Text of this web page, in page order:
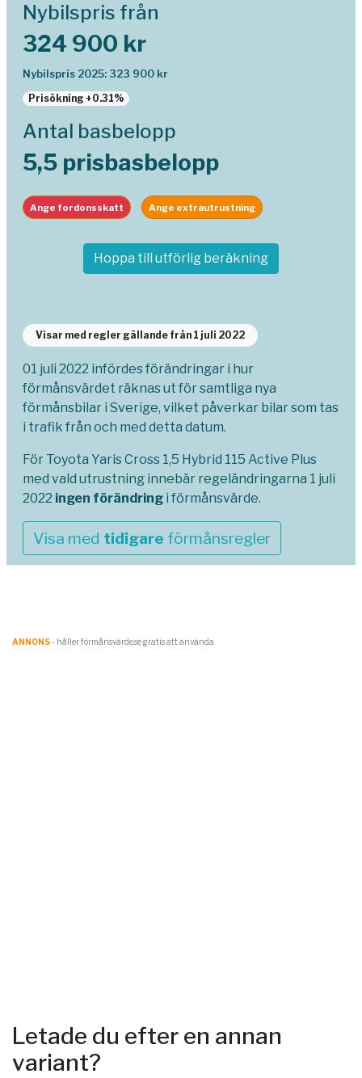
Nybilspris från
324 900 kr
Nybilspris 2025: 323 900 kr
Prisökning +0.31%
Antal basbelopp
5,5 prisbasbelopp
Ange fordonsskatt Ange extrautrustning
Hoppa till utförlig beräkning
Visar med regler gällande från 1 juli 2022
01 juli 2022 infördes förändringar i hur
förmånsvärdet räknas ut för samtliga nya
förmånsbilar i Sverige, vilket påverkar bilar som tas
i trafik från och med detta datum.
För Toyota Yaris Cross 1,5 Hybrid 115 Active Plus
med vald utrustning innebär regeländringarna 1 juli
2022 ingen förändring i förmånsvärde.
Visa med tidigare förmånsregler
ANNONS- håller förmånsvärde.se gratis att använda
Letade du efter en annan
variant?